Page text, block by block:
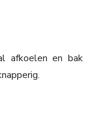
afkoelen en bak